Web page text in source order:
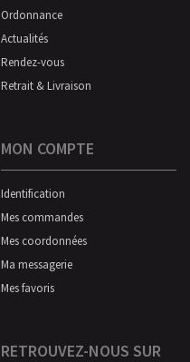
Ordonnance
Actualités
Rendez-vous
Retrait & Livraison
MON COMPTE
Identification
Mes commandes
Mes coordonnées
Ma messagerie
Mes favoris
RETROUVEZ-NOUS SUR